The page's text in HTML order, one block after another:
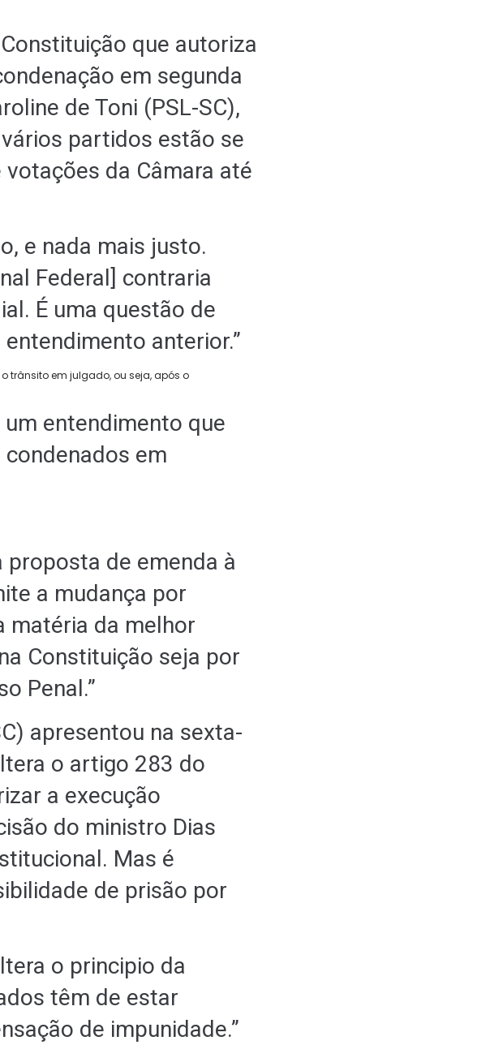
que autoriza
em segunda
de Toni (PSL-SC),
partidos estão se
da Câmara até
e nada mais justo.
Federal] contraria
É uma questão de
anterior.”
trânsito em julgado, ou seja, após o
entendimento que
em
de emenda à
a mudança por
matéria da melhor
Constituição seja por
Penal.”
apresentou na sexta-
o artigo 283 do
a execução
do ministro Dias
Mas é
de prisão por
o principio da
têm de estar
de impunidade.”